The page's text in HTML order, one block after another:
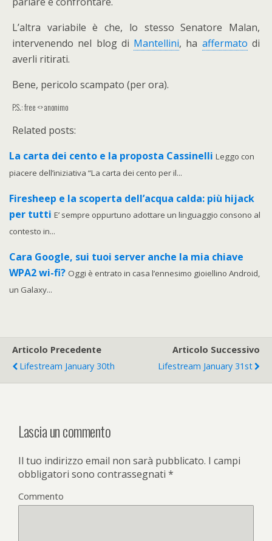
L’altra variabile è che, lo stesso Senatore Malan,
intervenendo nel blog di Mantellini, ha affermato di
averli ritirati.
Bene, pericolo scampato (per ora).
P.S.: free <> anonimo
Related posts:
La carta dei cento e la proposta Cassinelli Leggo con
piacere dell’iniziativa “La carta dei cento per il...
Firesheep e la scoperta dell’acqua calda: più hijack
per tutti E’ sempre oppurtuno adottare un linguaggio consono al
contesto in...
Cara Google, sui tuoi server anche la mia chiave
WPA2 wi-fi? Oggi è entrato in casa l’ennesimo gioiellino Android,
un Galaxy...
Articolo Precedente
Lifestream January 30th
Articolo Successivo
Lifestream January 31st
Lascia un commento
Il tuo indirizzo email non sarà pubblicato. I campi
obbligatori sono contrassegnati *
Commento